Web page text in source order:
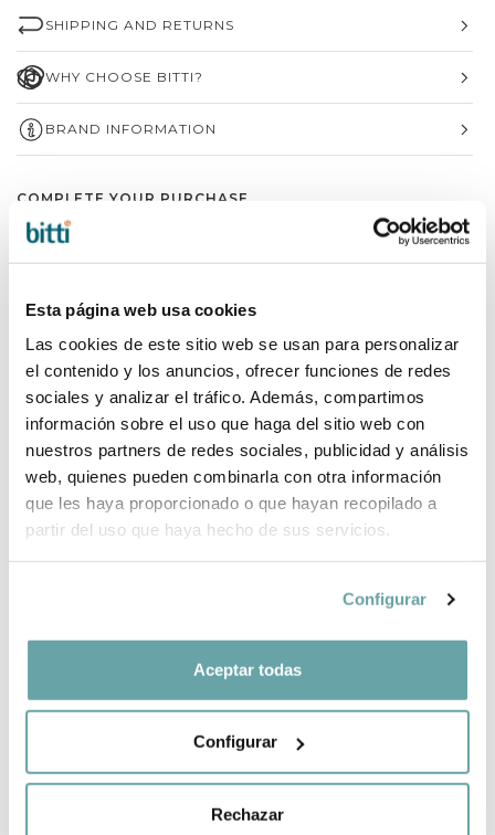
Esta página web usa cookies
Las cookies de este sitio web se usan para personalizar
el contenido y los anuncios, ofrecer funciones de redes
sociales y analizar el tráfico. Además, compartimos
información sobre el uso que haga del sitio web con
nuestros partners de redes sociales, publicidad y análisis
web, quienes pueden combinarla con otra información
que les haya proporcionado o que hayan recopilado a
partir del uso que haya hecho de sus servicios.
Configurar
Aceptar todas
Configurar
Rechazar
SHIPPING AND RETURNS
WHY CHOOSE BITTI?
BRAND INFORMATION
COMPLETE YOUR PURCHASE